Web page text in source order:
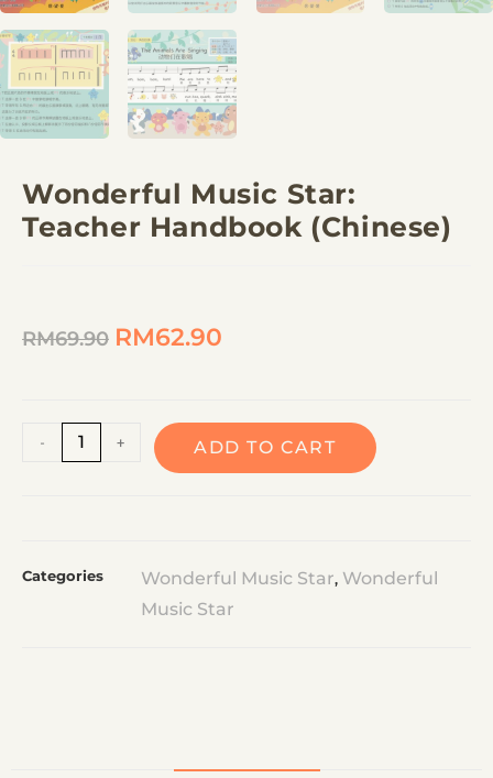
Wonderful Music Star:
Teacher Handbook (Chinese)
RM69.90 RM62.90
- + ADD TO CART
A
n
Categories Wonderful Music Star, Wonderful
Music Star